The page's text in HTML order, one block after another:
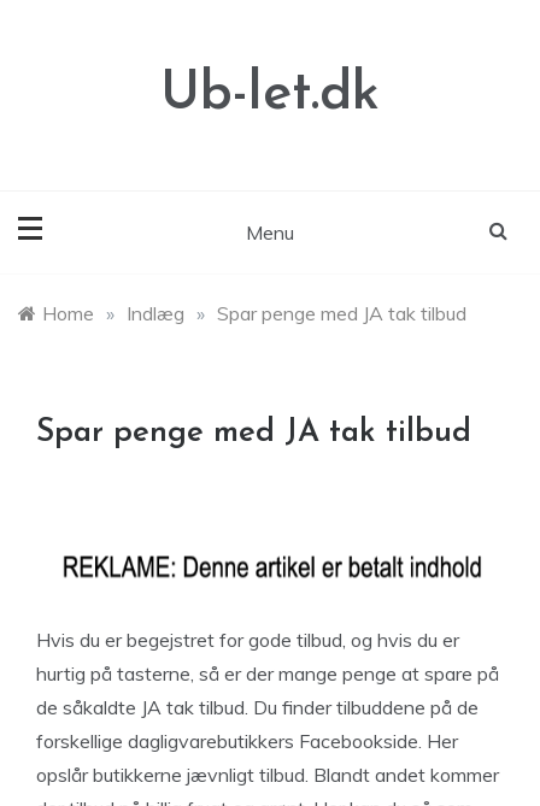
Ub-let.dk
Menu
Home » Indlæg » Spar penge med JA tak tilbud
Spar penge med JA tak tilbud
Hvis du er begejstret for gode tilbud, og hvis du er
hurtig på tasterne, så er der mange penge at spare på
de såkaldte JA tak tilbud. Du finder tilbuddene på de
forskellige dagligvarebutikkers Facebookside. Her
opslår butikkerne jævnligt tilbud. Blandt andet kommer